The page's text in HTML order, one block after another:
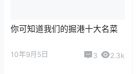
你可知道我们的掘港十大名菜
10年9月5日 3 2.3k